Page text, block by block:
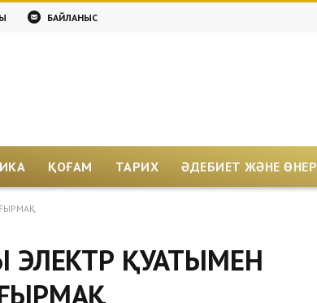
БАЙЛАНЫС
ҚОҒАМ ТАРИХ ӘДЕБИЕТ ЖӘНЕ ӨНЕР
ЭЛЕКТР ҚУАТЫМЕН